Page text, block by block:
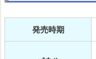
発売時期